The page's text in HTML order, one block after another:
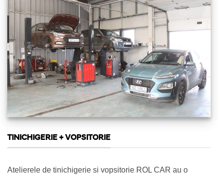
TINICHIGERIE + VOPSITORIE
Atelierele de tinichigerie si vopsitorie ROL CAR au o